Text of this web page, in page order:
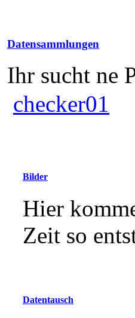
Datensammlungen
Ihr sucht ne
checker01
Bilder
Hier
Zeit so
Datentausch